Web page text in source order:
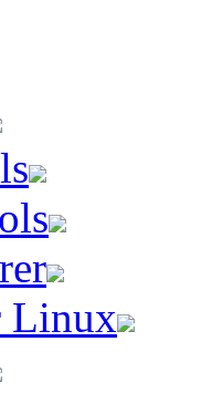
Linux